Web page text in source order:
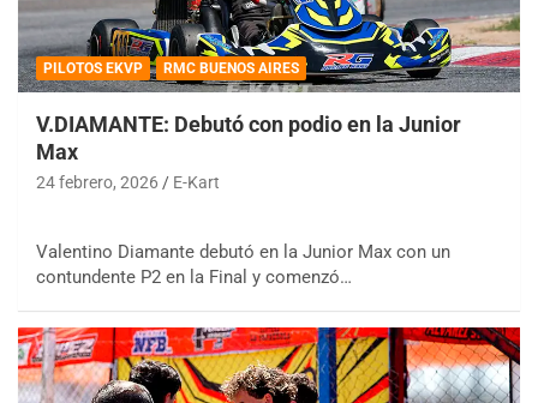
PILOTOS EKVP RMC BUENOS AIRES
V.DIAMANTE: Debutó con podio en la Junior
Max
24 febrero, 2026 E-Kart
Valentino Diamante debutó en la Junior Max con un
contundente P2 en la Final y comenzó…